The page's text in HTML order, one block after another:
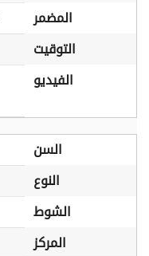
المضمر
التوقيت
الفيديو
السن
النوع
الشوط
المركز